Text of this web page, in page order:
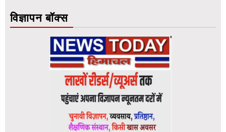
विज्ञापन बॉक्स